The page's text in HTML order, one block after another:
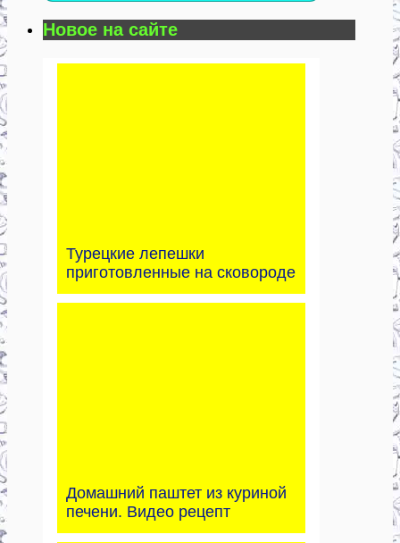
Новое на сайте
Турецкие лепешки
приготовленные на сковороде
Домашний паштет из куриной
печени. Видео рецепт